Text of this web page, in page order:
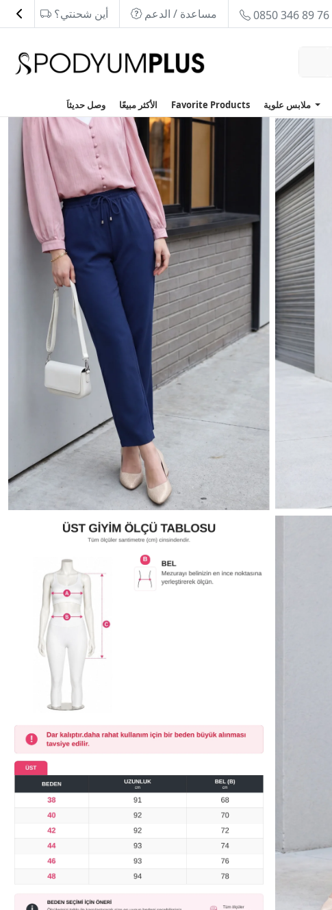
أين شحنتي؟ مساعدة / الدعم 0850 346 89 76
وصل حديثاَ الأكثر مبيعًا Favorite Products ملابس علوية